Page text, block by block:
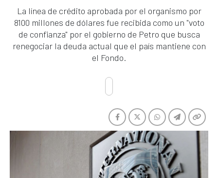
La línea de crédito aprobada por el organismo por
8100 millones de dólares fue recibida como un "voto
de confianza" por el gobierno de Petro que busca
renegociar la deuda actual que el país mantiene con
el Fondo.